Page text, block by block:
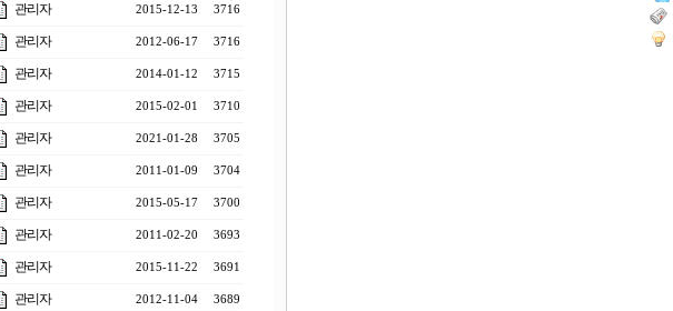
관리자 2015-12-13 3716
관리자 2012-06-17 3716
관리자 2014-01-12 3715
관리자 2015-02-01 3710
관리자 2021-01-28 3705
관리자 2011-01-09 3704
관리자 2015-05-17 3700
관리자 2011-02-20 3693
관리자 2015-11-22 3691
관리자 2012-11-04 3689